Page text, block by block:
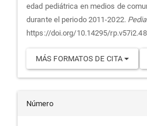
edad pediátrica en medios de
durante el periodo 2011-2022.
https://doi.org/10.14295/
MÁS FORMATOS DE CITA
Número